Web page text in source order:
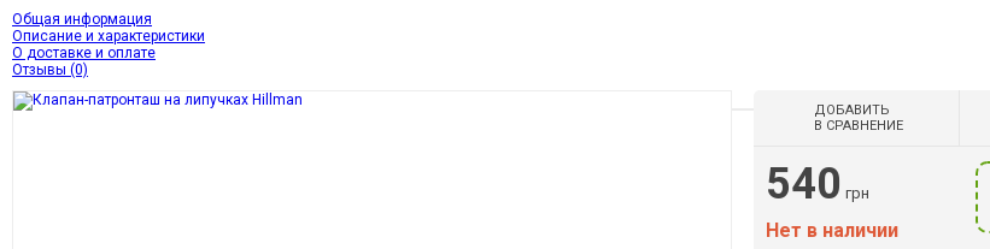
Общая информация
Описание и характеристики
О доставке и оплате
Отзывы (0)
ДОБАВИТЬ
В СРАВНЕНИЕ
540 грн
Нет в наличии